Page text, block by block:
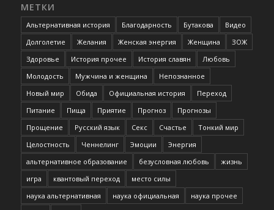
МЕТКИ
Альтернативная история Благодарность Бутакова
Видео
Долголетие
Желания Женская энергия Женщина
ЗОЖ
Здоровье
История прочее История славян
Любовь
Молодость
Мужчина и женщина
Непознанное
Новый мир
Обида Официальная история
Переход
Питание
Пища Приятие Прогноз
Прогнозы
Прощение
Русский язык Секс Счастье
Тонкий мир
Целостность
Ченнелинг Эмоции
Энергия
альтернативное образование
безусловная любовь
жизнь
игра
квантовый переход
место силы
наука альтернативная
наука официальная
наука прочее